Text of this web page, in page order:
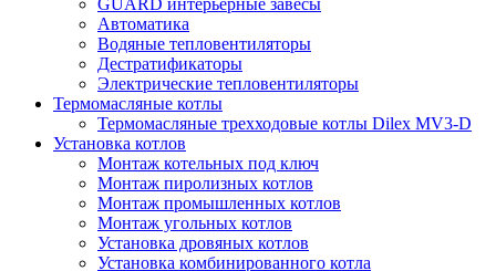
GUARD интерьерные завесы
Автоматика
Водяные тепловентиляторы
Дестратификаторы
Электрические тепловентиляторы
Термомасляные котлы
Термомасляные трехходовые котлы Dilex MV3-D
Установка котлов
Монтаж котельных под ключ
Монтаж пиролизных котлов
Монтаж промышленных котлов
Монтаж угольных котлов
Установка дровяных котлов
Установка комбинированного котла